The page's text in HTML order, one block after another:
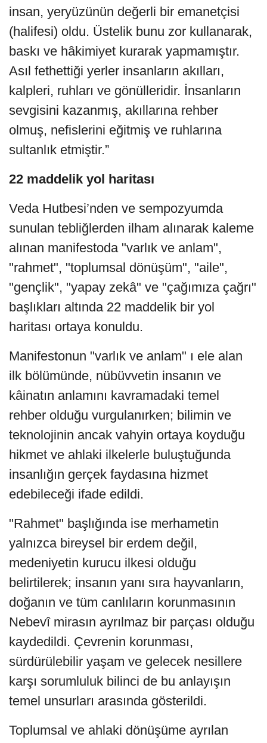
insan, yeryüzünün değerli bir emanetçisi
(halifesi) oldu. Üstelik bunu zor kullanarak,
baskı ve hâkimiyet kurarak yapmamıştır.
Asıl fethettiği yerler insanların akılları,
kalpleri, ruhları ve gönülleridir. İnsanların
sevgisini kazanmış, akıllarına rehber
olmuş, nefislerini eğitmiş ve ruhlarına
sultanlık etmiştir.”
22 maddelik yol haritası
Veda Hutbesi’nden ve sempozyumda
sunulan tebliğlerden ilham alınarak kaleme
alınan manifestoda "varlık ve anlam",
"rahmet", "toplumsal dönüşüm", "aile",
"gençlik", "yapay zekâ" ve "çağımıza çağrı"
başlıkları altında 22 maddelik bir yol
haritası ortaya konuldu.
Manifestonun "varlık ve anlam" ı ele alan
ilk bölümünde, nübüvvetin insanın ve
kâinatın anlamını kavramadaki temel
rehber olduğu vurgulanırken; bilimin ve
teknolojinin ancak vahyin ortaya koyduğu
hikmet ve ahlaki ilkelerle buluştuğunda
insanlığın gerçek faydasına hizmet
edebileceği ifade edildi.
"Rahmet" başlığında ise merhametin
yalnızca bireysel bir erdem değil,
medeniyetin kurucu ilkesi olduğu
belirtilerek; insanın yanı sıra hayvanların,
doğanın ve tüm canlıların korunmasının
Nebevî mirasın ayrılmaz bir parçası olduğu
kaydedildi. Çevrenin korunması,
sürdürülebilir yaşam ve gelecek nesillere
karşı sorumluluk bilinci de bu anlayışın
temel unsurları arasında gösterildi.
Toplumsal ve ahlaki dönüşüme ayrılan